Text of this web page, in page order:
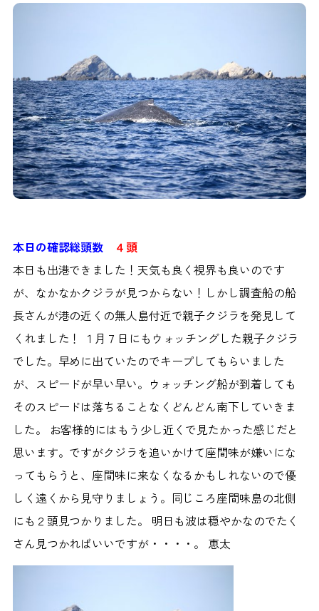
本日の確認総頭数
４頭
本日も出港できました！天気も良く視界も良いのです
が、なかなかクジラが見つからない！しかし調査船の船
長さんが港の近くの無人島付近で親子クジラを発見して
くれました！
１月７日にもウォッチングした親子クジラ
でした。早めに出ていたのでキープしてもらいました
が、スピードが早い早い。ウォッチング船が到着しても
そのスピードは落ちることなくどんどん南下していきま
した。 お客様的にはもう少し近くで見たかった感じだと
思います。ですがクジラを追いかけて座間味が嫌いにな
ってもらうと、座間味に来なくなるかもしれないので優
しく遠くから見守りましょう。同じころ座間味島の北側
にも２頭見つかりました。 明日も波は穏やかなのでたく
さん見つかればいいですが・・・・。
恵太